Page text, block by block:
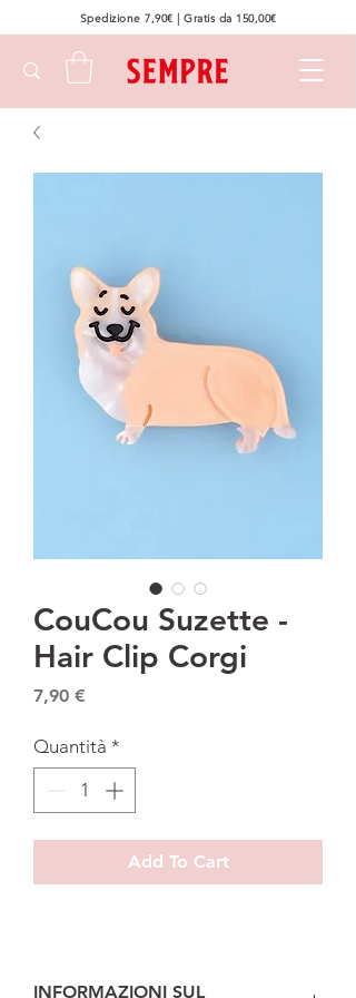
Spedizione 7,90€ | Gratis da 150,00€
CouCou Suzette -
Hair Clip Corgi
7,90 €
Quantità *
Add To Cart
INFORMAZIONI SUL